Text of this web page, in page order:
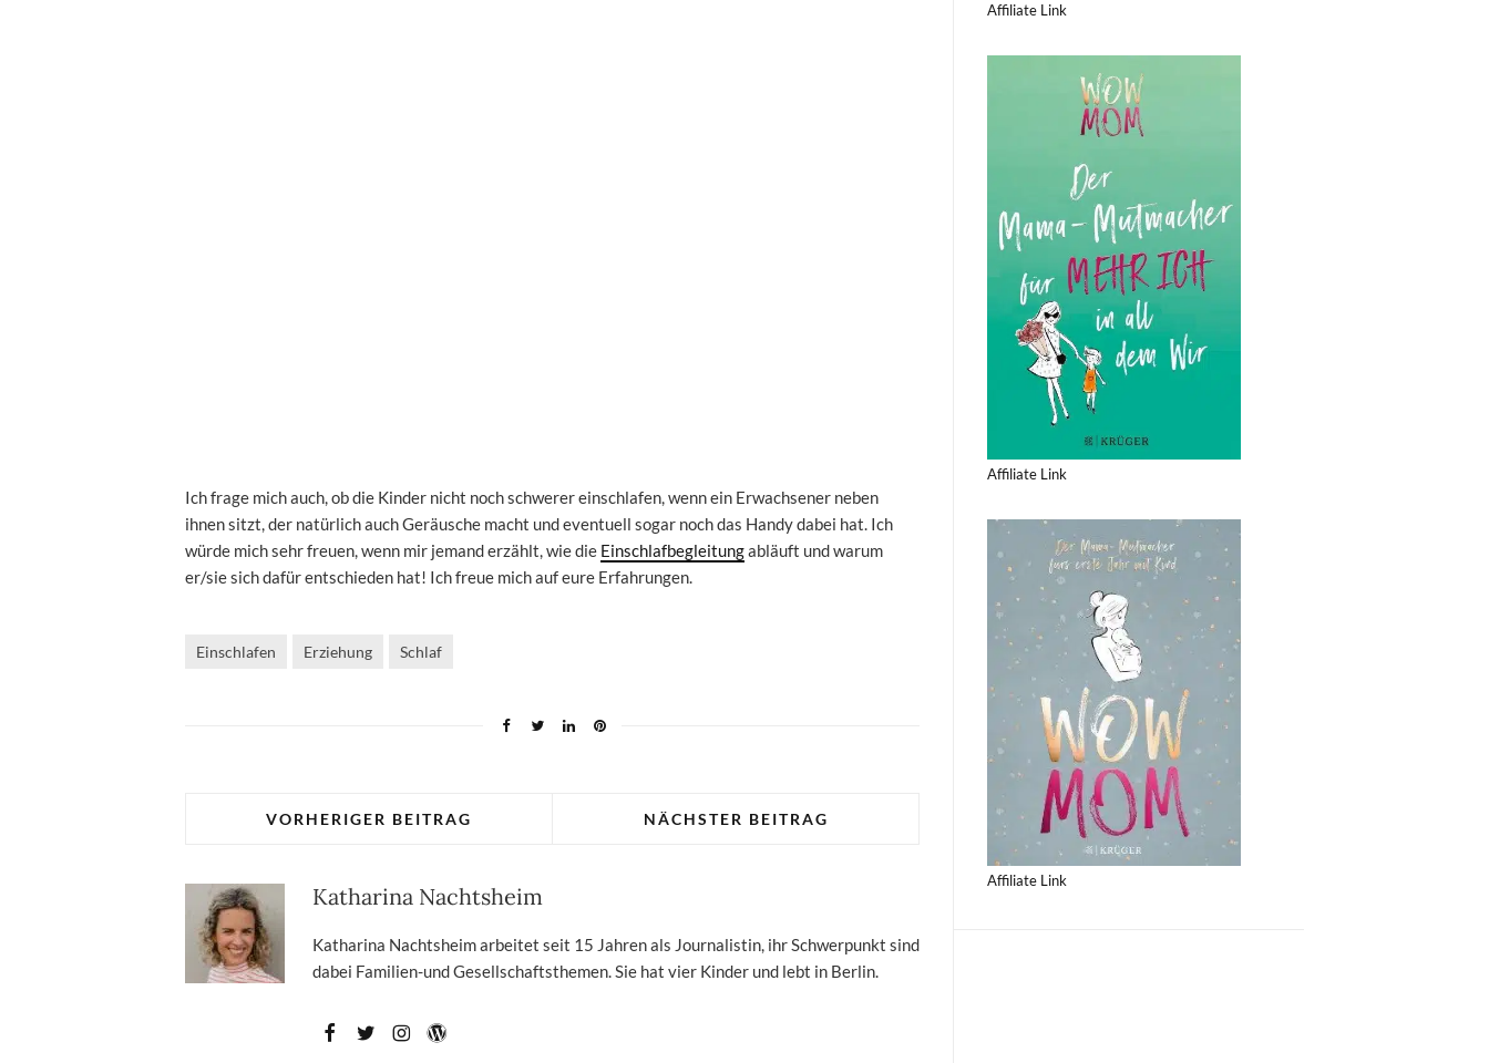
Ich frage mich auch, ob die Kinder nicht noch schwerer einschlafen, wenn ein Erwachsener neben
ihnen sitzt, der natürlich auch Geräusche macht und eventuell sogar noch das Handy dabei hat. Ich
würde mich sehr freuen, wenn mir jemand erzählt, wie die Einschlafbegleitungabläuft und warum
er/sie sich dafür entschieden hat! Ich freue mich auf eure Erfahrungen.
Einschlafen Erziehung Schlaf
VORHERIGER BEITRAG NÄCHSTER BEITRAG
Katharina Nachtsheim
Katharina Nachtsheim arbeitet seit 15 Jahren als Journalistin, ihr Schwerpunkt sind
dabei Familien-und Gesellschaftsthemen. Sie hat vier Kinder und lebt in Berlin.
Affiliate Link
Affiliate Link
Affiliate Link